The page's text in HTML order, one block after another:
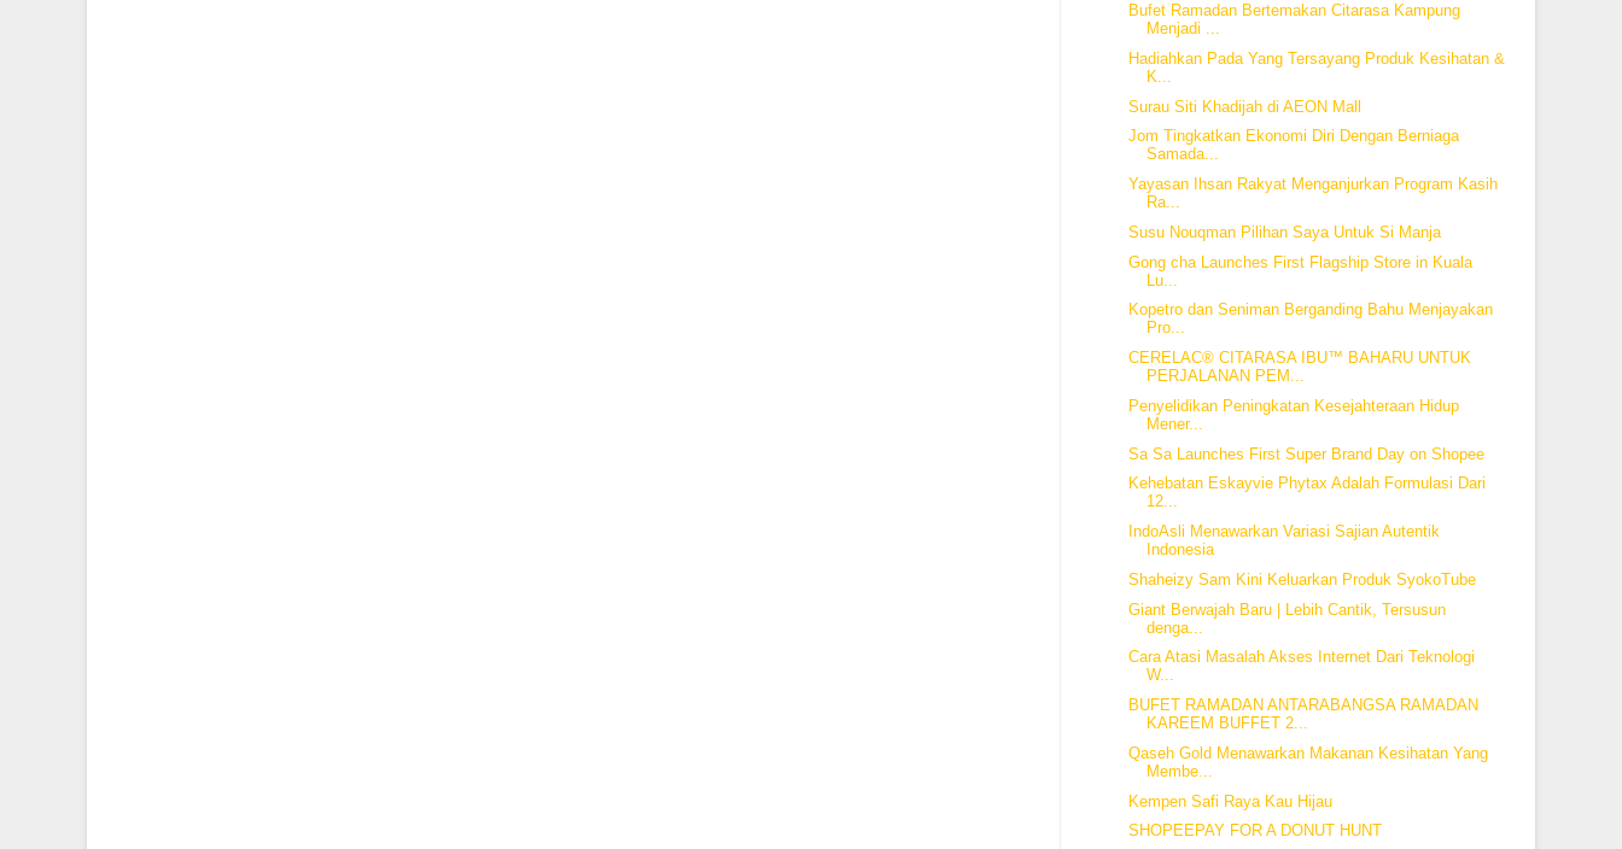
Bufet Ramadan Bertemakan Citarasa Kampung
Menjadi ...
Hadiahkan Pada Yang Tersayang Produk Kesihatan &
K...
Surau Siti Khadijah di AEON Mall
Jom Tingkatkan Ekonomi Diri Dengan Berniaga
Samada...
Yayasan Ihsan Rakyat Menganjurkan Program Kasih
Ra...
Susu Nouqman Pilihan Saya Untuk Si Manja
Gong cha Launches First Flagship Store in Kuala
Lu...
Kopetro dan Seniman Berganding Bahu Menjayakan
Pro...
CERELAC® CITARASA IBU™ BAHARU UNTUK
PERJALANAN PEM...
Penyelidikan Peningkatan Kesejahteraan Hidup
Mener...
Sa Sa Launches First Super Brand Day on Shopee
Kehebatan Eskayvie Phytax Adalah Formulasi Dari
12...
IndoAsli Menawarkan Variasi Sajian Autentik
Indonesia
Shaheizy Sam Kini Keluarkan Produk SyokoTube
Giant Berwajah Baru | Lebih Cantik, Tersusun
denga...
Cara Atasi Masalah Akses Internet Dari Teknologi
W...
BUFET RAMADAN ANTARABANGSA RAMADAN
KAREEM BUFFET 2...
Qaseh Gold Menawarkan Makanan Kesihatan Yang
Membe...
Kempen Safi Raya Kau Hijau
SHOPEEPAY FOR A DONUT HUNT